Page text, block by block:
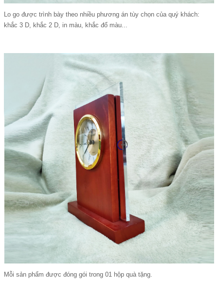
Lo go được trình bày theo nhiều phương án tùy chọn của quý khách:
khắc 3 D, khắc 2 D, in màu, khắc đổ màu...
Mỗi sản phẩm được đóng gói trong 01 hộp quà tặng.